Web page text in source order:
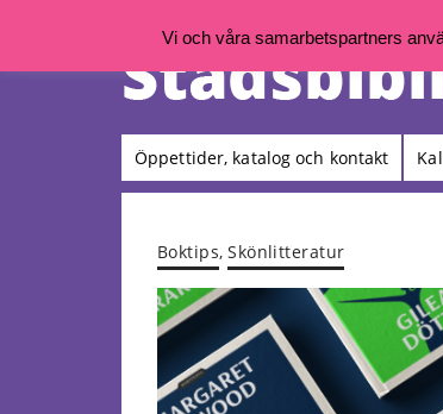
Öppettider, katalog och kontakt
Boktips,Skönlitteratur
Vi och våra samarbetspartners